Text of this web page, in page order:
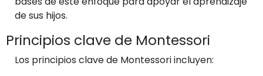
de sus hijos.
Principios clave de Montessori
Los principios clave de Montessori incluyen: